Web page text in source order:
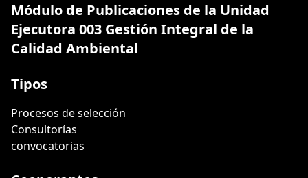
Módulo de Publicaciones de la Unidad
Ejecutora 003 Gestión Integral de la
Calidad Ambiental
Tipos
Procesos de selección
Consultorías
convocatorias